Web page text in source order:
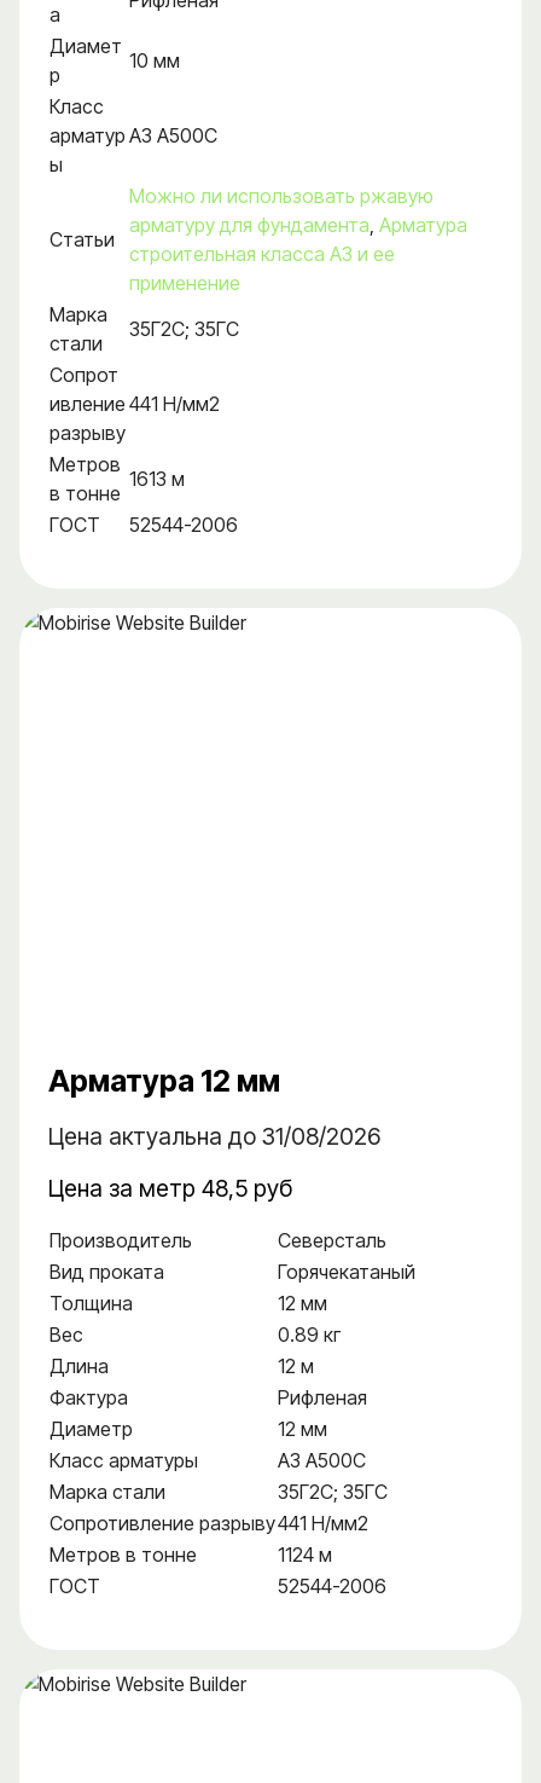
а
Диамет
р
10 мм
Класс
арматур
ы
А3 А500С
Статьи
Можно ли использовать ржавую
арматуру для фундамента, Арматура
строительная класса А3 и ее
применение
Марка
стали
35Г2С; 35ГС
Сопрот
ивление
разрыву
441 Н/мм2
Метров
в тонне
1613 м
ГОСТ
52544-2006
Арматура 12 мм
Цена актуальна до 31/08/2026
Цена за метр 48,5 руб
Производитель
Северсталь
Вид проката
Горячекатаный
Толщина
12 мм
Вес
0.89 кг
Длина
12 м
Фактура
Рифленая
Диаметр
12 мм
Класс арматуры
А3 А500С
Марка стали
35Г2С; 35ГС
Сопротивление разрыву441 Н/мм2
Метров в тонне
1124 м
ГОСТ
52544-2006